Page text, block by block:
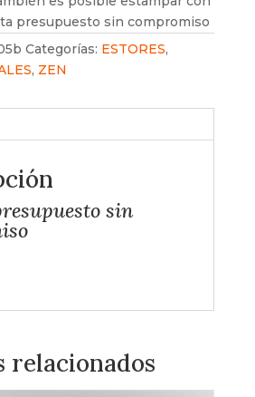
presupuesto sin compromiso
Categorías: ESTORES,
, ZEN
sin
relacionados